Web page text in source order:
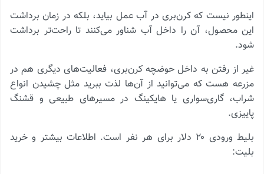
اینطور نیست که کرن‌بری در آب عمل بیاید، بلکه در زمان برداشت
این محصول، آن را داخل آب شناور می‌کنند تا راحت‌تر برداشت
شود.
غیر از رفتن به داخل حوضچه کرن‌بری، فعالیت‌های دیگری هم در
مزرعه هست که می‌توانید از آن‌ها لذت ببرید مثل چشیدن انواع
شراب، گاری‌سواری یا هایکینگ در مسیرهای طبیعی و قشنگ
پاییزی.
بلیط ورودی ۲۰ دلار برای هر نفر است. اطلاعات بیشتر و خرید
بلیت: